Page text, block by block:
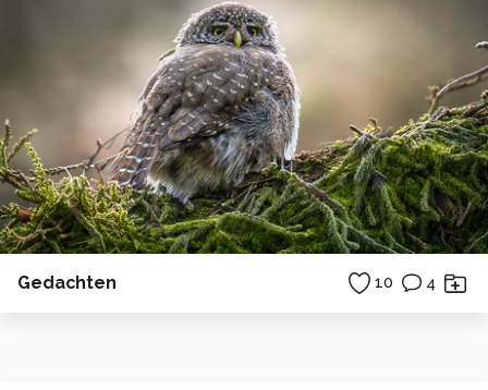
Gedachten 10 4